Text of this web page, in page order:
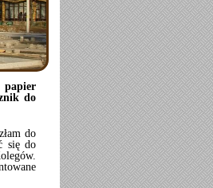
do
do
się do